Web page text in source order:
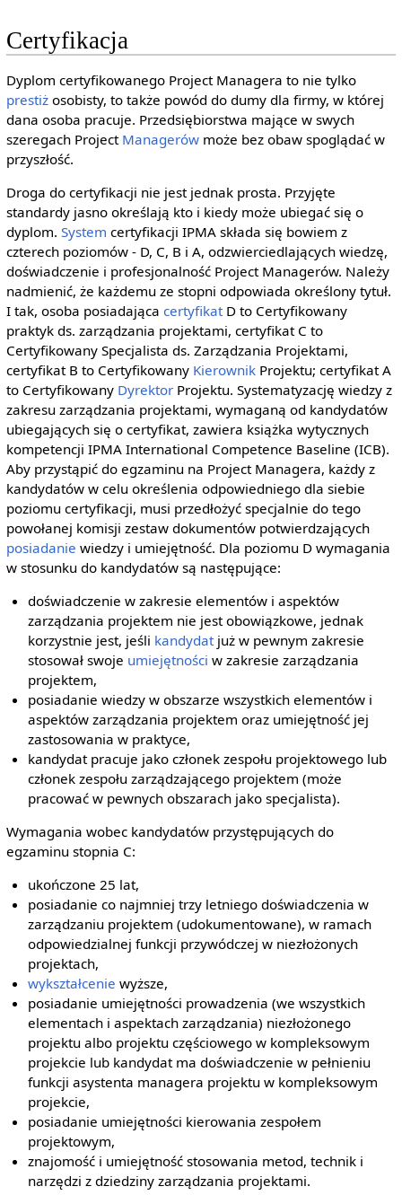
Certyfikacja
Dyplom certyfikowanego Project Managera to nie tylko
prestiżosobisty, to także powód do dumy dla firmy, w której
dana osoba pracuje. Przedsiębiorstwa mające w swych
szeregach Project Managerówmoże bez obaw spoglądać w
przyszłość.
Droga do certyfikacji nie jest jednak prosta. Przyjęte
standardy jasno określają kto i kiedy może ubiegać się o
dyplom. System certyfikacji IPMA składa się bowiem z
czterech poziomów - D, C, B i A, odzwierciedlających wiedzę,
doświadczenie i profesjonalność Project Managerów. Należy
nadmienić, że każdemu ze stopni odpowiada określony tytuł.
I tak, osoba posiadająca certyfikatD to Certyfikowany
praktyk ds. zarządzania projektami, certyfikat C to
Certyfikowany Specjalista ds. Zarządzania Projektami,
certyfikat B to Certyfikowany KierownikProjektu; certyfikat A
to Certyfikowany DyrektorProjektu. Systematyzację wiedzy z
zakresu zarządzania projektami, wymaganą od kandydatów
ubiegających się o certyfikat, zawiera książka wytycznych
kompetencji IPMA International Competence Baseline (ICB).
Aby przystąpić do egzaminu na Project Managera, każdy z
kandydatów w celu określenia odpowiedniego dla siebie
poziomu certyfikacji, musi przedłożyć specjalnie do tego
powołanej komisji zestaw dokumentów potwierdzających
posiadanie wiedzy i umiejętność. Dla poziomu D wymagania
w stosunku do kandydatów są następujące:
doświadczenie w zakresie elementów i aspektów
zarządzania projektem nie jest obowiązkowe, jednak
korzystnie jest, jeśli kandydat już w pewnym zakresie
stosował swoje umiejętności w zakresie zarządzania
projektem,
posiadanie wiedzy w obszarze wszystkich elementów i
aspektów zarządzania projektem oraz umiejętność jej
zastosowania w praktyce,
kandydat pracuje jako członek zespołu projektowego lub
członek zespołu zarządzającego projektem (może
pracować w pewnych obszarach jako specjalista).
Wymagania wobec kandydatów przystępujących do
egzaminu stopnia C:
ukończone 25 lat,
posiadanie co najmniej trzy letniego doświadczenia w
zarządzaniu projektem (udokumentowane), w ramach
odpowiedzialnej funkcji przywódczej w niezłożonych
projektach,
wykształcenie wyższe,
posiadanie umiejętności prowadzenia (we wszystkich
elementach i aspektach zarządzania) niezłożonego
projektu albo projektu częściowego w kompleksowym
projekcie lub kandydat ma doświadczenie w pełnieniu
funkcji asystenta managera projektu w kompleksowym
projekcie,
posiadanie umiejętności kierowania zespołem
projektowym,
znajomość i umiejętność stosowania metod, technik i
narzędzi z dziedziny zarządzania projektami.